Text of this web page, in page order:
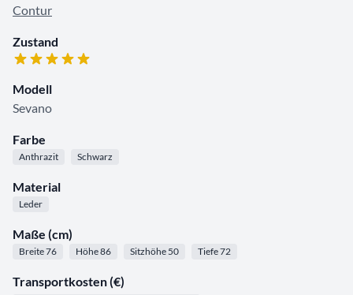
Contur
Zustand
Modell
Sevano
Farbe
Anthrazit Schwarz
Material
Leder
Maße (cm)
Breite 76 Höhe 86 Sitzhöhe 50 Tiefe 72
Transportkosten (€)